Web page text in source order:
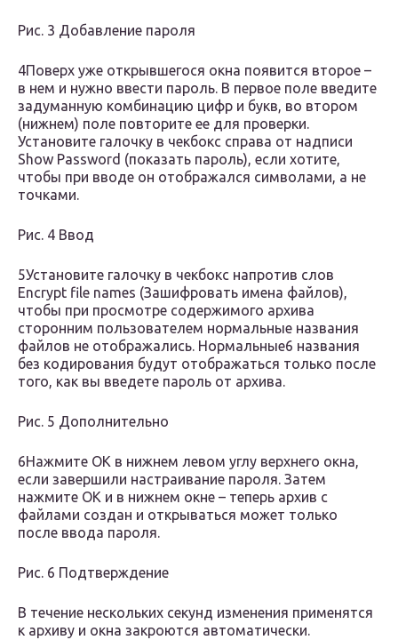
Рис. 3 Добавление пароля
4Поверх уже открывшегося окна появится второе –
в нем и нужно ввести пароль. В первое поле введите
задуманную комбинацию цифр и букв, во втором
(нижнем) поле повторите ее для проверки.
Установите галочку в чекбокс справа от надписи
Show Password (показать пароль), если хотите,
чтобы при вводе он отображался символами, а не
точками.
Рис. 4 Ввод
5Установите галочку в чекбокс напротив слов
Encrypt file names (Зашифровать имена файлов),
чтобы при просмотре содержимого архива
сторонним пользователем нормальные названия
файлов не отображались. Нормальные6 названия
без кодирования будут отображаться только после
того, как вы введете пароль от архива.
Рис. 5 Дополнительно
6Нажмите ОК в нижнем левом углу верхнего окна,
если завершили настраивание пароля. Затем
нажмите ОК и в нижнем окне – теперь архив с
файлами создан и открываться может только
после ввода пароля.
Рис. 6 Подтверждение
В течение нескольких секунд изменения применятся
к архиву и окна закроются автоматически.